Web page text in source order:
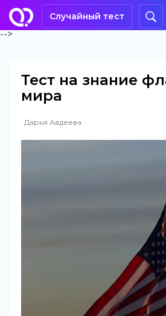
Случайный тест
-->
Тест на знание
мира
Дарья Авдеева